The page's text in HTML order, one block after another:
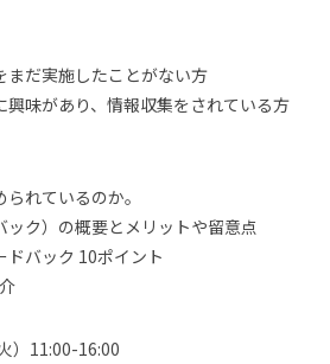
まだ実施したことがない方
興味があり、情報収集をされている方
れているのか。
ック）の概要とメリットや留意点
ドバック 10ポイント
）11:00-16:00